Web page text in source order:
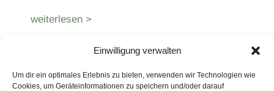
Einwilligung verwalten
Um dir ein optimales Erlebnis zu bieten, verwenden wir Technologien wie
Cookies, um Geräteinformationen zu speichern und/oder darauf
weiterlesen >
Schlagwörter
Expansion,Hotel,Markenvielfalt,Radisson,